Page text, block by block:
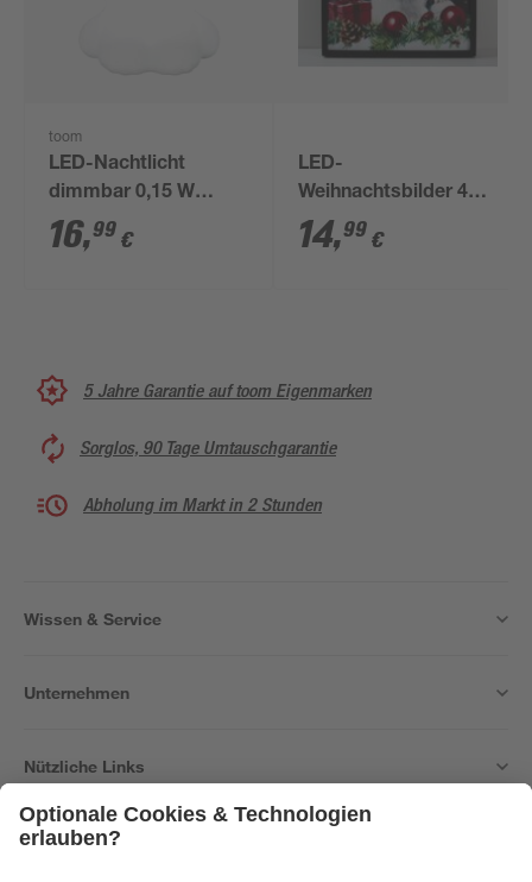
toom
LED-Nachtlicht
dimmbar 0,15 W
tageslichtweiß,
Farbwechsler 9,9 x
16,99 €
LED-
Weihnachtsbilder 40 x
40 cm
14,99 €
5 Jahre Garantie auf toom Eigenmarken
Sorglos, 90 Tage Umtauschgarantie
Abholung im Markt in 2 Stunden
Wissen & Service
Unternehmen
Nützliche Links